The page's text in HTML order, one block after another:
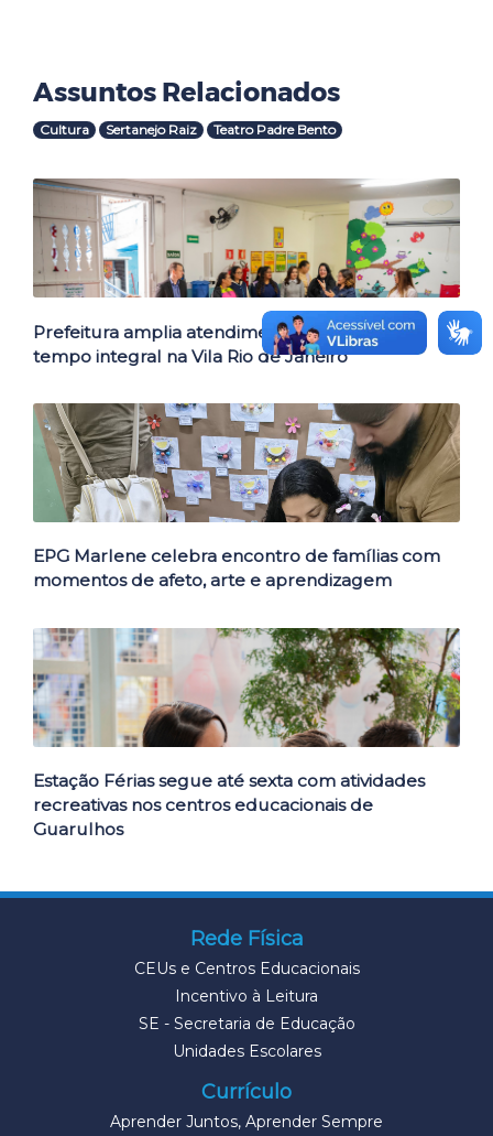
Assuntos Relacionados
Cultura Sertanejo Raiz Teatro Padre Bento
Outras Notícias
Prefeitura amplia atendimento em creche de
tempo integral na Vila Rio de Janeiro
EPG Marlene celebra encontro de famílias com
momentos de afeto, arte e aprendizagem
Estação Férias segue até sexta com atividades
recreativas nos centros educacionais de
Guarulhos
Rede Física
CEUs e Centros Educacionais
Incentivo à Leitura
SE - Secretaria de Educação
Unidades Escolares
Currículo
Aprender Juntos, Aprender Sempre